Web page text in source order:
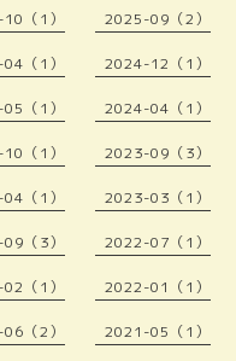
（1） 2025-09（2）
（1） 2024-12（1）
（1） 2024-04（1）
（1） 2023-09（3）
（1） 2023-03（1）
（3） 2022-07（1）
（1） 2022-01（1）
（2） 2021-05（1）